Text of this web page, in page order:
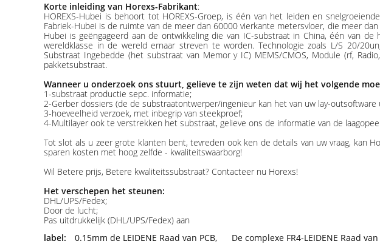
Korte inleiding van Horexs-Fabrikant:
HOREXS-Hubei is behoort tot HOREXS-Groep, is één van het leiden en
Fabriek-Hubei is de ruimte van de meer dan 60000 vierkante metersvloer, die meer
Hubei is geëngageerd aan de ontwikkeling die van IC-substraat in China, één van
wereldklasse in de wereld ernaar streven te worden. Technologie zoals L/S 20/
Substraat Ingebedde (het substraat van Memor y IC) MEMS/CMOS, Module (rf,
pakketsubstraat.
Wanneer u onderzoek ons stuurt, gelieve te zijn weten dat wij het volgende
1-substraat productie sepc. informatie;
2-Gerber dossiers (de de substraatontwerper/ingenieur kan het van uw lay-
3-hoeveelheid verzoek, met inbegrip van steekproef;
4-Multilayer ook te verstrekken het substraat, gelieve ons de informatie van de
Tot slot als u zeer grote klanten bent, tevreden ook ken de details van uw vraag, kan
sparen kosten met hoog zelfde - kwaliteitswaarborg!
Wil Betere prijs, Betere kwaliteitssubstraat? Contacteer nu Horexs!
Het verschepen het steunen:
DHL/UPS/Fedex;
Door de lucht;
Pas uitdrukkelijk (DHL/UPS/Fedex) aan
label:
0.15mm de LEIDENE Raad van PCB, De complexe FR4-LEIDENE Raad van